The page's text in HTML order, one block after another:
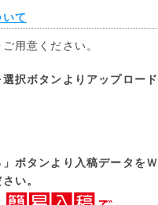
て
用意ください。
択ボタンよりアップロード
ボタンより入稿データをＷ
い。